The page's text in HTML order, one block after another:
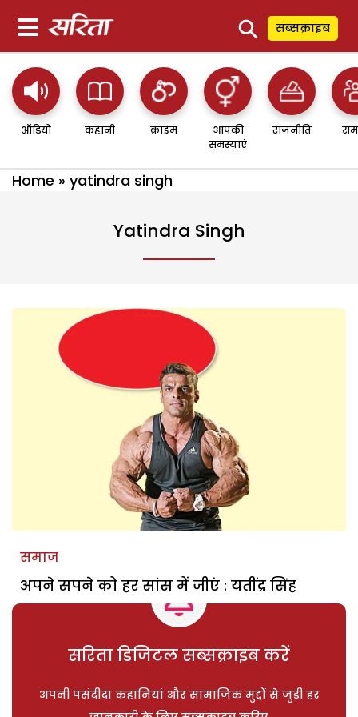
⚲ सब्सक्राइब
ऑडियो कहानी क्राइम
आपकी
समस्याएं
राजनीति
Home » yatindra singh
Yatindra Singh
समाज
अपने सपने को हर सांस में जीएं : यतींद्र सिंह
सरिता डिजिटल सब्सक्राइब करें
अपनी पसंदीदा कहानियां और सामाजिक मुद्दों से जुड़ी हर